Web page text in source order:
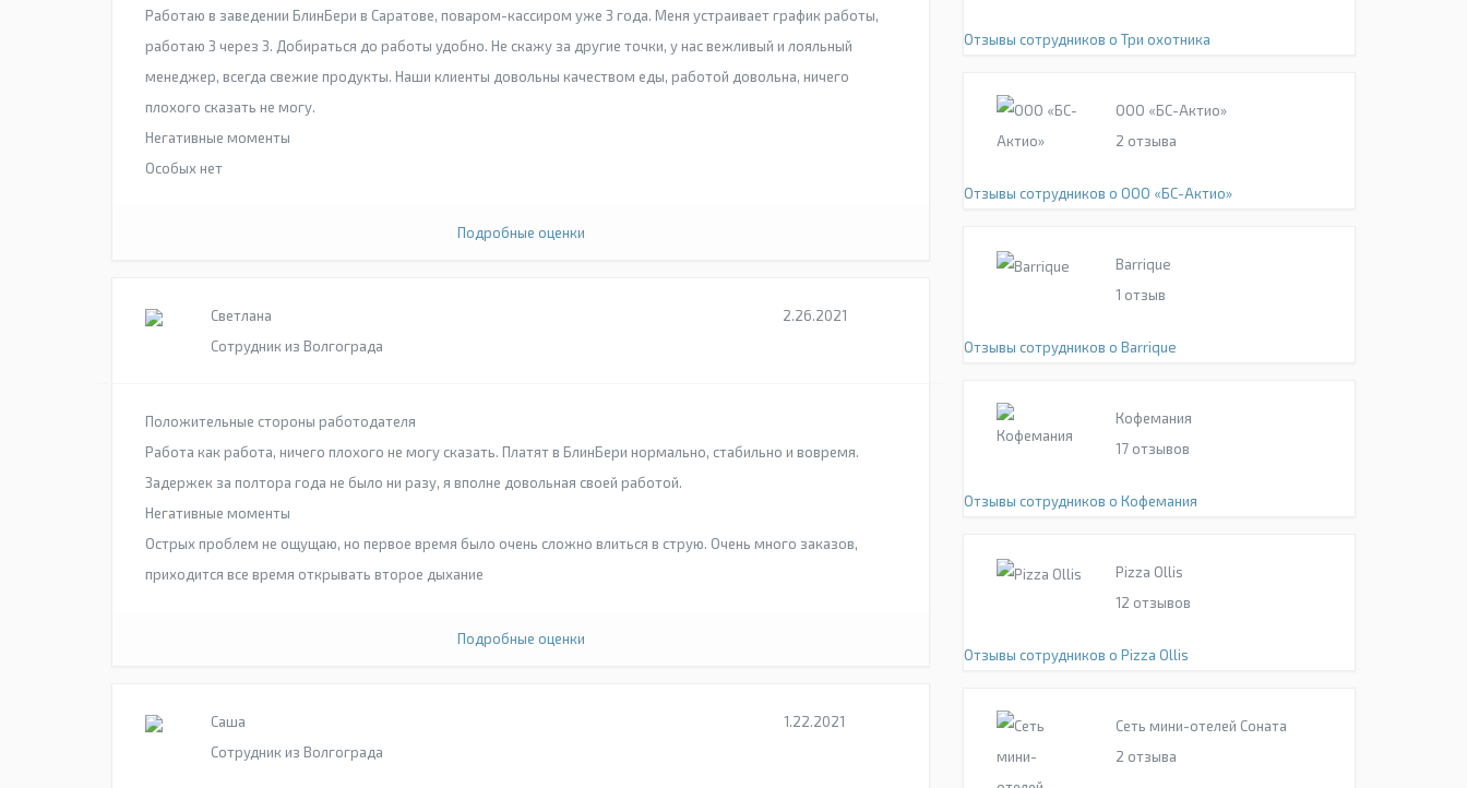
Работаю в заведении БлинБери в Саратове, поваром-кассиром уже 3 года. Меня устраивает график работы,
работаю 3 через 3. Добираться до работы удобно. Не скажу за другие точки, у нас вежливый и лояльный
менеджер, всегда свежие продукты. Наши клиенты довольны качеством еды, работой довольна, ничего
плохого сказать не могу.
Негативные моменты
Особых нет
Подробные оценки
Светлана
Сотрудник из Волгограда
2.26.2021
Положительные стороны работодателя
Работа как работа, ничего плохого не могу сказать. Платят в БлинБери нормально, стабильно и вовремя.
Задержек за полтора года не было ни разу, я вполне довольная своей работой.
Негативные моменты
Острых проблем не ощущаю, но первое время было очень сложно влиться в струю. Очень много заказов,
приходится все время открывать второе дыхание
Подробные оценки
Саша
Сотрудник из Волгограда
1.22.2021
Отзывы сотрудников о Три охотника
ООО «БС-Актио»
2 отзыва
Отзывы сотрудников о ООО «БС-Актио»
Barrique
1 отзыв
Отзывы сотрудников о Barrique
Кофемания
17 отзывов
Отзывы сотрудников о Кофемания
Pizza Ollis
12 отзывов
Отзывы сотрудников о Pizza Ollis
Сеть мини-отелей Соната
2 отзыва